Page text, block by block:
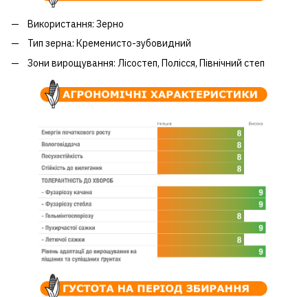
Використання: Зерно
Тип зерна: Кременисто-зубовидний
Зони вирощування: Лісостеп, Полісся, Північний степ